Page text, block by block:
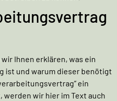
Ihnen erklären, was ein
ist und warum dieser benötigt
ein
wir hier im Text auch